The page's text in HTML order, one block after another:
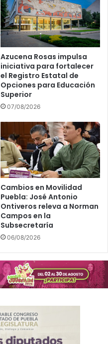
Azucena Rosas impulsa
iniciativa para fortalecer
el Registro Estatal de
Opciones para Educación
Superior
07/08/2026
Cambios en Movilidad
Puebla: José Antonio
Ontiveros releva a Norman
Campos en la
Subsecretaría
06/08/2026